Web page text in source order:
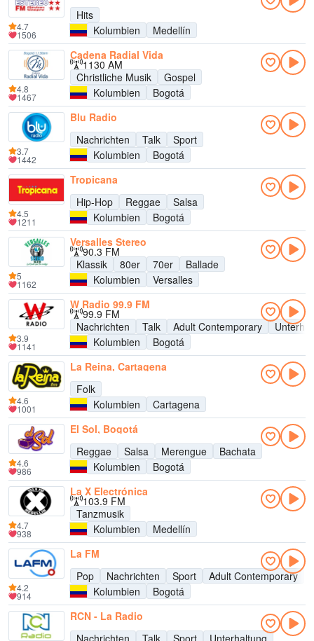
Hits
Kolumbien
Medellín
4.7
1506
Cadena Radial Vida
1130 AM
Christliche Musik
Gospel
Kolumbien
Bogotá
4.8
1467
Blu Radio
Nachrichten
Talk
Sport
Kolumbien
Bogotá
3.7
1442
Tropicana
Hip-Hop
Reggae
Salsa
Kolumbien
Bogotá
4.5
1211
Versalles Stereo
90.3 FM
Klassik
80er 70er
Ballade
Kolumbien
Versalles
5
1162
W Radio 99.9 FM
99.9 FM
Nachrichten
Talk Adult Contemporary
Kolumbien
Bogotá
3.9
1141
La Reina, Cartagena
Folk
Kolumbien
Cartagena
4.6
1001
El Sol, Bogotá
Reggae
Salsa Merengue
Bachata
Kolumbien
Bogotá
4.6
986
La X Electrónica
103.9 FM
Tanzmusik
Kolumbien
Medellín
4.7
938
La FM
Pop
Nachrichten Sport
Adult Contemporary
Kolumbien
Bogotá
4.2
914
RCN - La Radio
Nachrichten
Talk Sport Unterhaltung